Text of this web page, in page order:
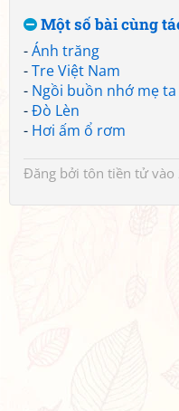
Một số bài cùng
-Ánh trăng
-Tre Việt Nam
- Ngồi buồn nhớ mẹ ta
-Đò Lèn
- Hơi ấm ổ rơm
Đăng bởi tôn tiền tửvào